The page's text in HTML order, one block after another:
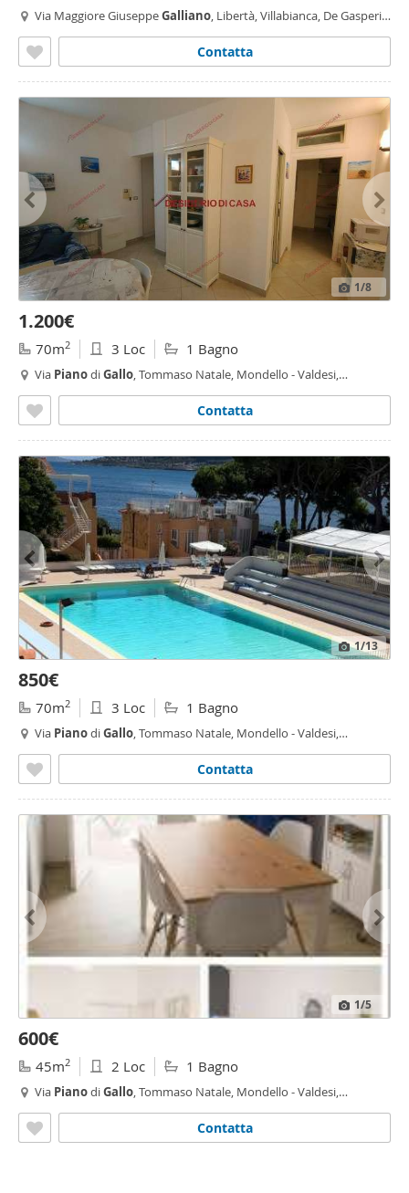
Via Maggiore GiuseppeGalliano, Libertà, Villabianca, De Gasperi,
Contatta
1/8
1.200€
70m2 3 Loc 1 Bagno
Via PianodiGallo, Tommaso Natale, Mondello - Valdesi,
Contatta
1/13
850€
70m2 3 Loc 1 Bagno
Via PianodiGallo, Tommaso Natale, Mondello - Valdesi,
Contatta
1/5
600€
45m2 2 Loc 1 Bagno
Via PianodiGallo, Tommaso Natale, Mondello - Valdesi,
Contatta